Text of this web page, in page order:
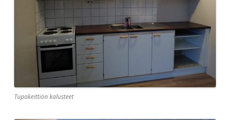
Tupakeittiön kalusteet